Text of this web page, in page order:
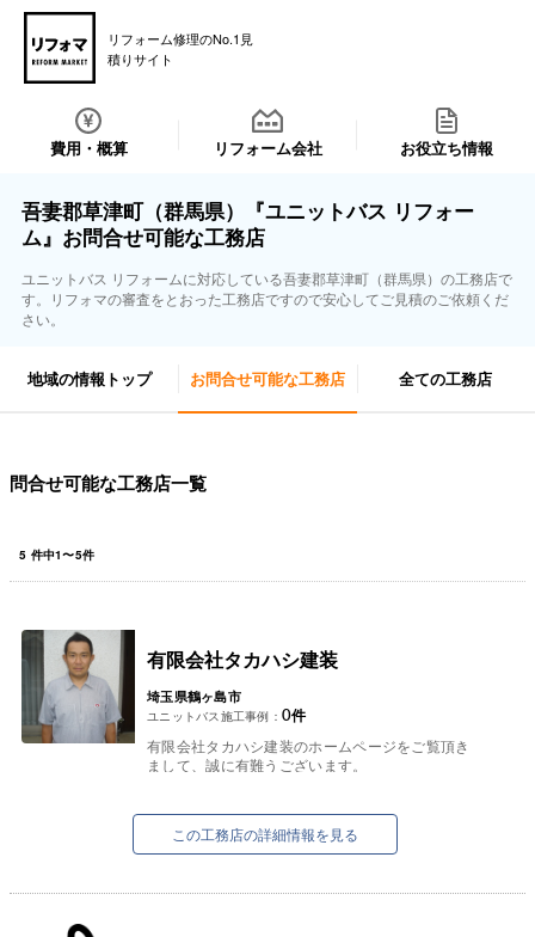
リフォーム修理のNo.1見
積りサイト
費用・概算 リフォーム会社 お役立ち情報
吾妻郡草津町（群馬県）『ユニットバス リフォー
ム』お問合せ可能な工務店
ユニットバス リフォームに対応している吾妻郡草津町（群馬県）の工務店で
す。リフォマの審査をとおった工務店ですので安心してご見積のご依頼くだ
さい。
地域の情報トップ お問合せ可能な工務店 全ての工務店
問合せ可能な工務店一覧
5 件中1〜5件
有限会社タカハシ建装
埼玉県鶴ヶ島市
ユニットバス施工事例： 0件
有限会社タカハシ建装のホームページをご覧頂き
まして、誠に有難うございます。
この工務店の詳細情報を見る